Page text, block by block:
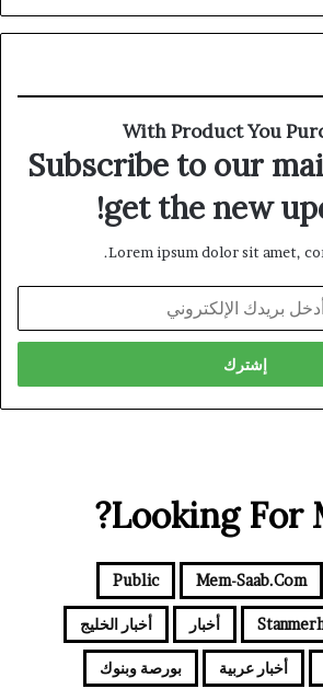
With Product You
Subscribe to our
get the new
Lorem ipsum dolor sit amet,
Looking For
Mem-Saab.com
Public
أخبار أخبار الخليج
أخبار عربية بورصة وبنوك